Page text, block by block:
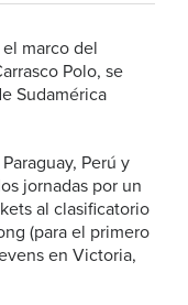
el marco del
Polo, se
Sudamérica
Perú y
jornadas por un
al clasificatorio
(para el primero
en Victoria,